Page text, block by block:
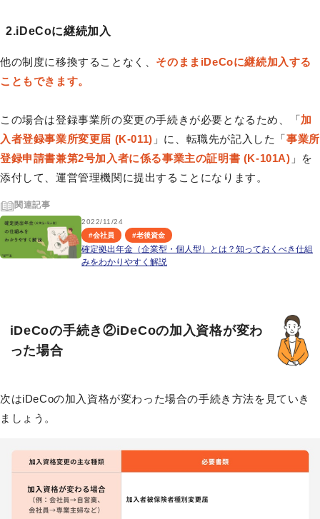
2.iDeCoに継続加入
他の制度に移換することなく、 そのままiDeCoに継続加入する
こともできます。
この場合は登録事業所の変更の手続きが必要となるため、「加
入者登録事業所変更届 (K-011) 」に、転職先が記入した「事業所
登録申請書兼第2号加入者に係る事業主の証明書 (K-101A) 」を
添付して、運営管理機関に提出することになります。
関連記事
2022/11/24
#会社員 #老後資金
確定拠出年金（企業型・個人型）とは？知っておくべき仕組
みをわかりやすく解説
iDeCoの手続き②iDeCoの加入資格が変わ
った場合
次はiDeCoの加入資格が変わった場合の手続き方法を見ていき
ましょう。